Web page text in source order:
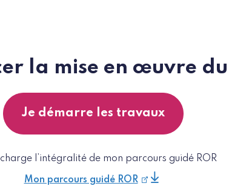
la mise en œuvre du
Je démarre les travaux
l’intégralité de mon parcours guidé ROR
Mon parcours guidé ROR